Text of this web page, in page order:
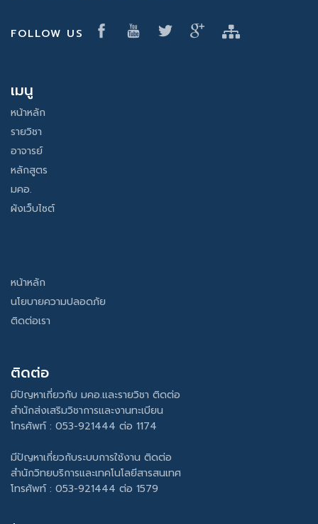
FOLLOW US
เมนู
หน้าหลัก
รายวิชา
อาจารย์
หลักสูตร
มคอ.
ผังเว็บไซต์
หน้าหลัก
นโยบายความปลอดภัย
ติดต่อเรา
ติดต่อ
มีปัญหาเกี่ยวกับ มคอ.และรายวิชา ติดต่อ
สำนักส่งเสริมวิชาการและงานทะเบียน
โทรศัพท์ : 053-921444 ต่อ 1174
มีปัญหาเกี่ยวกับระบบการใช้งาน ติดต่อ
สำนักวิทยบริการและเทคโนโลยีสารสนเทศ
โทรศัพท์ : 053-921444 ต่อ 1579